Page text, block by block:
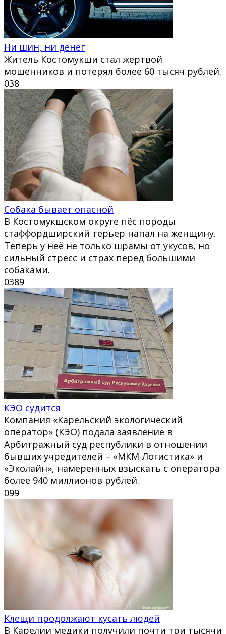
Ни шин, ни денег
Житель Костомукши стал жертвой
мошенников и потерял более 60 тысяч рублей.
038
Собака бывает опасной
В Костомукшском округе пёс породы
стаффордширский терьер напал на женщину.
Теперь у неё не только шрамы от укусов, но
сильный стресс и страх перед большими
собаками.
0389
КЭО судится
Компания «Карельский экологический
оператор» (КЭО) подала заявление в
Арбитражный суд республики в отношении
бывших учредителей – «МКМ-Логистика» и
«Эколайн», намеренных взыскать с оператора
более 940 миллионов рублей.
099
Клещи продолжают кусать людей
В Карелии медики получили почти три тысячи